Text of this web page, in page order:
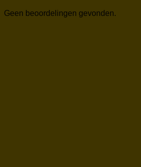
Geen beoordelingen gevonden.